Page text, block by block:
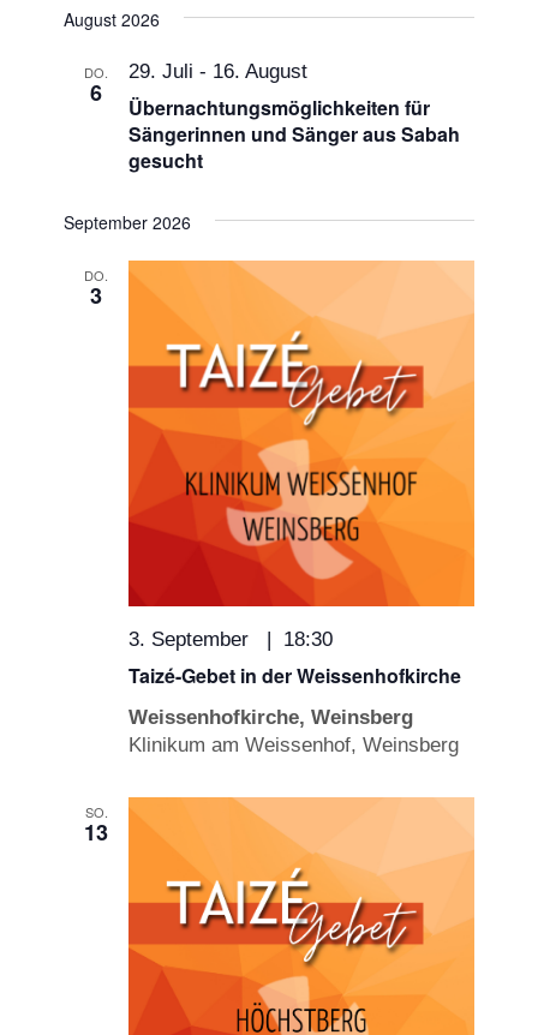
Suche
Ansichten,
Navigation
Anzeigen
wählen.
August 2026
DO.
6
Übernachtungsmöglichkeiten für
Sängerinnen und Sänger aus Sabah
gesucht
29. Juli - 16. August
September 2026
DO.
3
Taizé-Gebet in der Weissenhofkirche
3. September | 18:30
Weissenhofkirche, Weinsberg
Klinikum am Weissenhof, Weinsberg
SO.
13